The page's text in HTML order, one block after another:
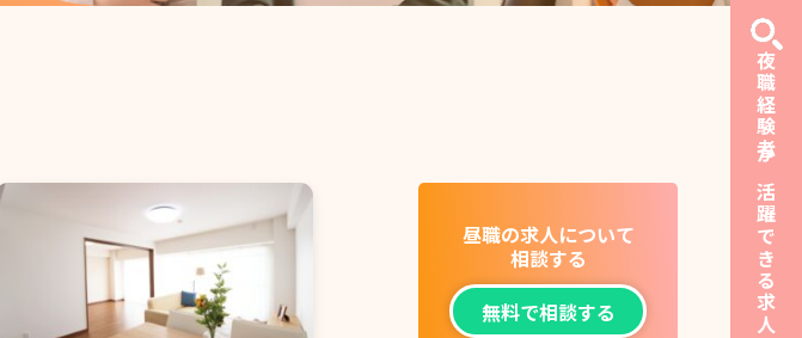
夜職経験者が活躍できる求人
昼職の求人について
相談する
無料で相談する